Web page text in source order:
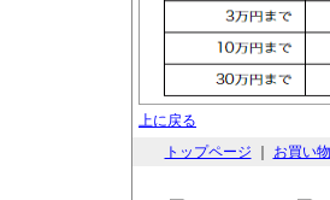
上に戻る
トップページ
お買い